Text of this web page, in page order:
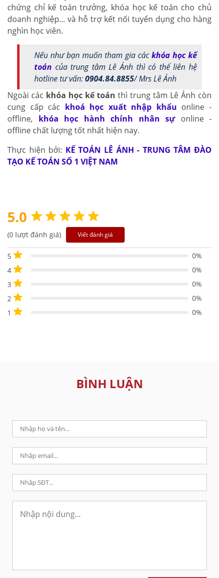
chứng chỉ kế toán trưởng, khóa học kế toán cho chủ
doanh nghiệp... và hỗ trợ kết nối tuyển dụng cho hàng
nghìn học viên.
Nếu như bạn muốn tham gia cáckhóa học kế
toán của trung tâm Lê Ánh thì có thể liên hệ
hotline tư vấn:0904.84.8855/ Mrs Lê Ánh
Ngoài các khóa học kế toán thì trung tâm Lê Ánh còn
cung cấp các khoá học xuất nhập khẩu online -
offline, khóa học hành chính nhân sựonline -
offline chất lượng tốt nhất hiện nay.
Thực hiện bởi: KẾ TOÁN LÊ ÁNH - TRUNG TÂM ĐÀO
TẠO KẾ TOÁN SỐ 1 VIỆT NAM
5.0
(0 lượt đánh giá) Viết đánh giá
5
0%
4
0%
3
0%
2
0%
1
0%
BÌNH LUẬN